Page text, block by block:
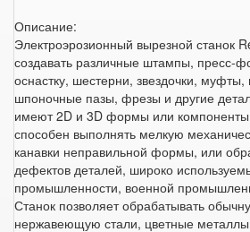
Описание:
Электроэрозионный вырезной станок
создавать различные штампы, пресс-
оснастку, шестерни, звездочки,
шпоночные пазы, фрезы и другие
имеют 2D и 3D формы или
способен выполнять мелкую
канавки неправильной формы, или
дефектов деталей, широко
промышленности, военной
Станок позволяет обрабатывать
нержавеющую стали, цветные